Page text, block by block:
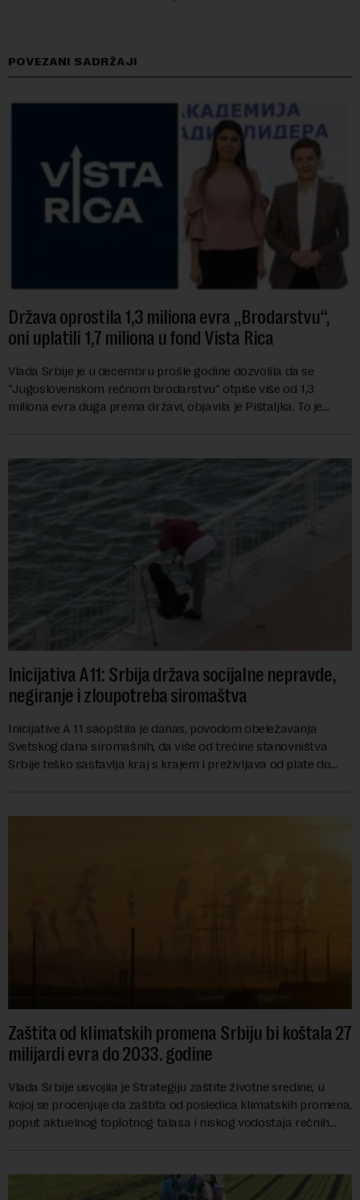
POVEZANI SADRŽAJI
Država oprostila 1,3 miliona evra „Brodarstvu“,
oni uplatili 1,7 miliona u fond Vista Rica
Vlada Srbije je u decembru prošle godine dozvolila da se
"Jugoslovenskom rečnom brodarstvu" otpiše više od 1,3
miliona evra duga prema državi, objavila je Pištaljka. To je
Inicijativa A11: Srbija država socijalne nepravde,
negiranje i zloupotreba siromaštva
Inicijative A 11 saopštila je danas, povodom obeležavanja
Svetskog dana siromašnih, da više od trećine stanovništva
Srbije teško sastavlja kraj s krajem i preživljava od plate do
Zaštita od klimatskih promena Srbiju bi koštala 27
milijardi evra do 2033. godine
Vlada Srbije usvojila je Strategiju zaštite životne sredine, u
kojoj se procenjuje da zaštita od posledica klimatskih promena,
poput aktuelnog toplotnog talasa i niskog vodostaja rečnih